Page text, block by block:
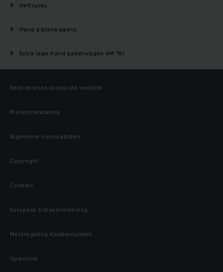
Heftrucks
Hand palletwagens
Extra lage hand palletwagen AM 15l
Bezoek onze corporate website
Privacyverklaring
Algemene voorwaarden
Copyright
Cookies
Europese Dataverordening
Meldregeling klokkenluiders
OpenLine